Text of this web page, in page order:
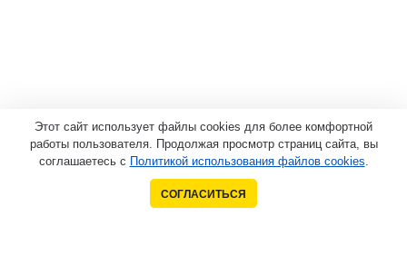
Этот сайт использует файлы cookies для более комфортной
работы пользователя. Продолжая просмотр страниц сайта, вы
соглашаетесь с Политикой использования файлов cookies.
СОГЛАСИТЬСЯ